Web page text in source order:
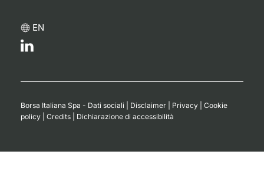
EN
Borsa Italiana Spa - Dati sociali Disclaimer Privacy
Cookie
policy
Credits Dichiarazione di accessibilità